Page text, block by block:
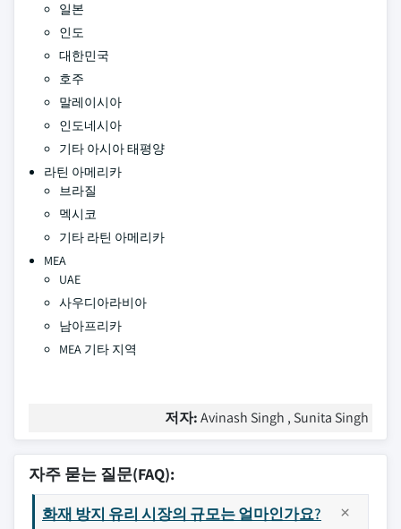
일본
인도
대한민국
호주
말레이시아
인도네시아
기타 아시아 태평양
라틴 아메리카
브라질
멕시코
기타 라틴 아메리카
MEA
UAE
사우디아라비아
남아프리카
MEA 기타 지역
저자:Avinash Singh , Sunita Singh
자주 묻는 질문(FAQ):
화재 방지 유리 시장의 규모는 얼마인가요?